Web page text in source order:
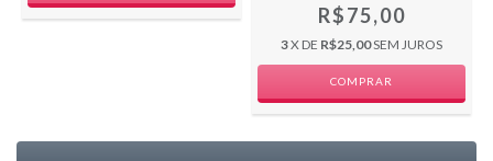
R$75,00
3X DE R$25,00SEM JUROS
COMPRAR